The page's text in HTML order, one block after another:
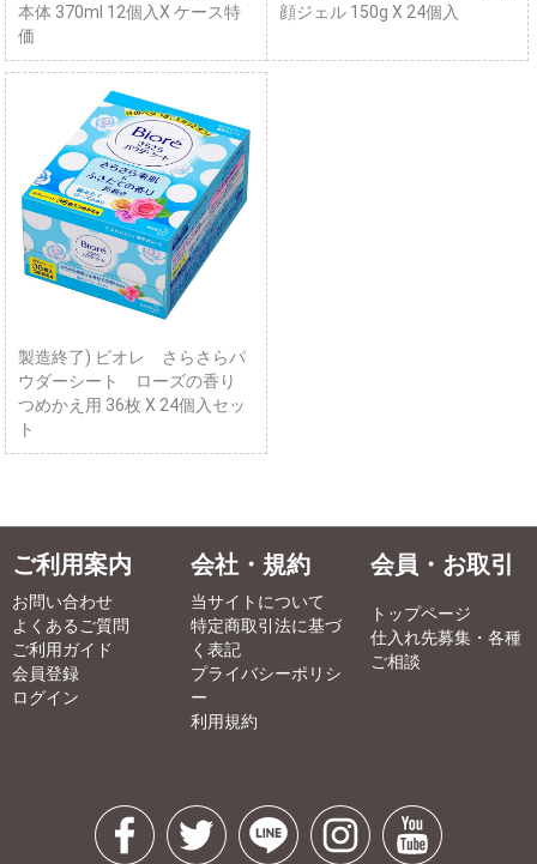
本体 370ml 12個入X ケース特
価
顔ジェル 150g X 24個入
製造終了) ビオレ さらさらパ
ウダーシート ローズの香り
つめかえ用 36枚 X 24個入セッ
ト
ご利用案内
お問い合わせ
よくあるご質問
ご利用ガイド
会員登録
ログイン
会社・規約
当サイトについて
特定商取引法に基づ
く表記
プライバシーポリシ
ー
利用規約
会員・お取引
トップページ
仕入れ先募集・各種
ご相談